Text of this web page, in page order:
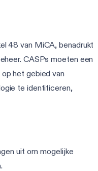
48 van MiCA, benadrukt
CASPs moeten een
het gebied van
te identificeren,
uit om mogelijke